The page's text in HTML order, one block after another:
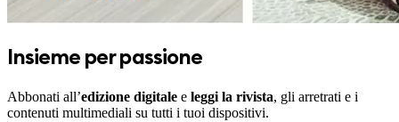
Insieme per passione
Abbonati all’edizione digitale e leggi la rivista, gli arretrati e i
contenuti multimediali su tutti i tuoi dispositivi.